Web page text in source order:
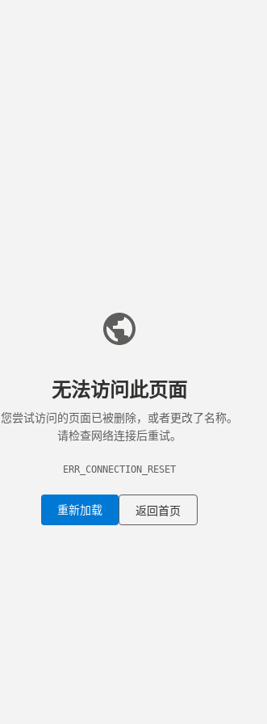
无法访问此页面
您尝试访问的页面已被删除，或者更改了名称。
请检查网络连接后重试。
ERR_CONNECTION_RESET
重新加载 返回首页